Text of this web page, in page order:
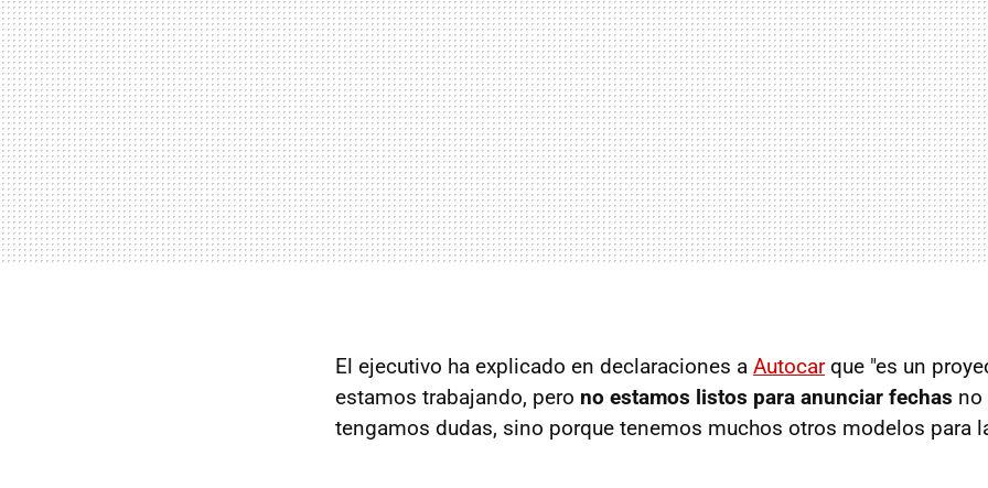
El ejecutivo ha explicado en declaraciones a Autocarque "es un
estamos trabajando, pero no estamos listos para anunciar fechas no
tengamos dudas, sino porque tenemos muchos otros modelos para